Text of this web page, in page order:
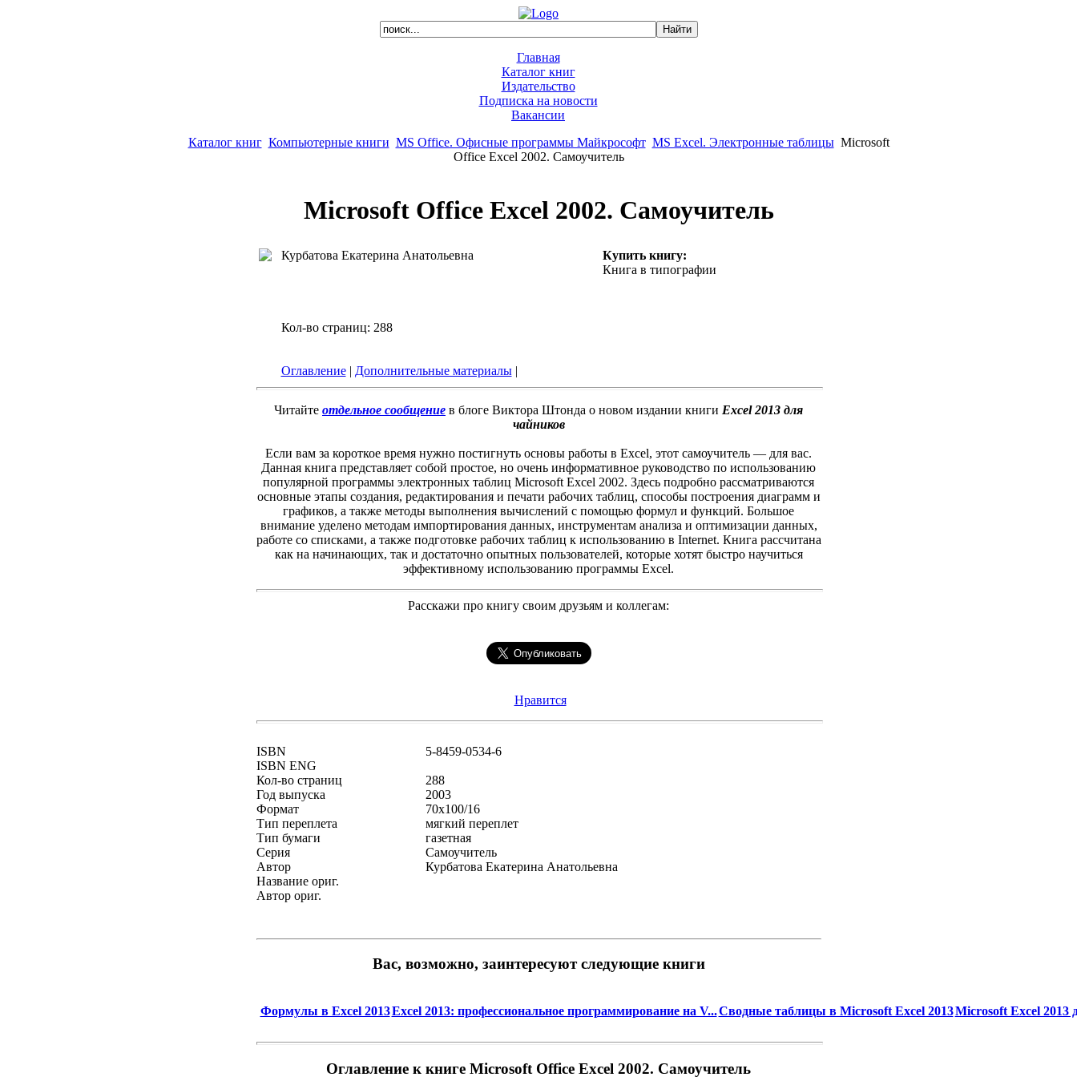
Главная
Каталог книг
Издательство
Подписка на новости
Вакансии
Каталог книг Компьютерные книги MS Office. Офисные программы Майкрософт MS Excel. Электронные таблицы Microsoft
Office Excel 2002. Самоучитель
Microsoft Office Excel 2002. Самоучитель
Курбатова Екатерина Анатольевна
Кол-во страниц: 288
Оглавление| Дополнительные материалы|
Купить книгу:
Книга в типографии
Читайте отдельное сообщение в блоге Виктора Штонда о новом издании книги Excel 2013 для
чайников
Если вам за короткое время нужно постигнуть основы работы в Excel, этот самоучитель — для вас.
Данная книга представляет собой простое, но очень информативное руководство по использованию
популярной программы электронных таблиц Microsoft Excel 2002. Здесь подробно рассматриваются
основные этапы создания, редактирования и печати рабочих таблиц, способы построения диаграмм и
графиков, а также методы выполнения вычислений с помощью формул и функций. Большое
внимание уделено методам импортирования данных, инструментам анализа и оптимизации данных,
работе со списками, а также подготовке рабочих таблиц к использованию в Internet. Книга рассчитана
как на начинающих, так и достаточно опытных пользователей, которые хотят быстро научиться
эффективному использованию программы Excel.
Расскажи про книгу своим друзьям и коллегам:
Нравится
ISBN
5-8459-0534-6
ISBN ENG
Кол-во страниц
288
Год выпуска
2003
Формат
70x100/16
Тип переплета
мягкий переплет
Тип бумаги
газетная
Серия
Самоучитель
Автор
Курбатова Екатерина Анатольевна
Название ориг.
Автор ориг.
Вас, возможно, заинтересуют следующие книги
Формулы в Excel 2013Excel 2013: профессиональное программирование на V...Сводные таблицы в Microsoft Excel 2013Microsoft Excel 2013
Оглавление к книге Microsoft Office Excel 2002. Самоучитель